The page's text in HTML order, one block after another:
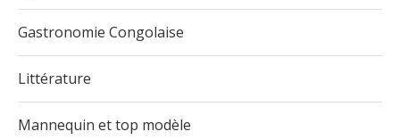
Gastronomie Congolaise
Littérature
Mannequin et top modèle